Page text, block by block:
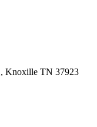
Knoxille TN 37923